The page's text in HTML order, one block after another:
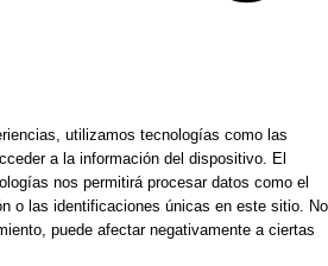
utilizamos tecnologías como las
a la información del dispositivo. El
nos permitirá procesar datos como el
o las identificaciones únicas en este sitio. No
puede afectar negativamente a ciertas